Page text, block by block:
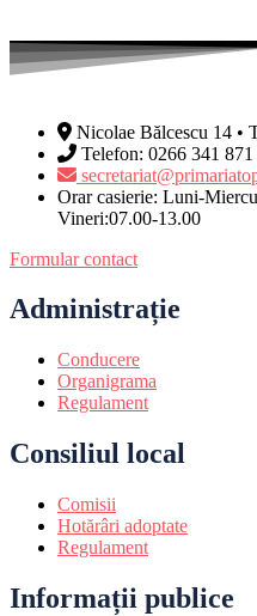
Nicolae Bălcescu 14 •
Telefon: 0266 341
Orar casierie: Luni-
Vineri:07.00-13.00
Formular contact
Administrație
Conducere
Organigrama
Regulament
Consiliul local
Comisii
Hotărâri adoptate
Regulament
Informații publice